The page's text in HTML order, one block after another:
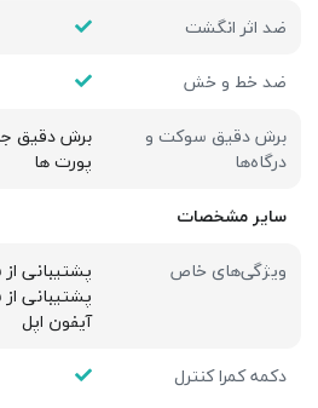
ضد اثر انگشت
ضد خط و خش
برش دقیق سوکت و
درگاه‌ها
برش دقیق
پورت ها
سایر مشخصات
ویژگی‌های خاص
پشتیبانی
پشتیبانی
آیفون اپل
دکمه کمرا کنترل